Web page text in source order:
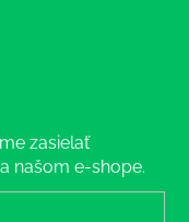
zasielať
našom e-shope.